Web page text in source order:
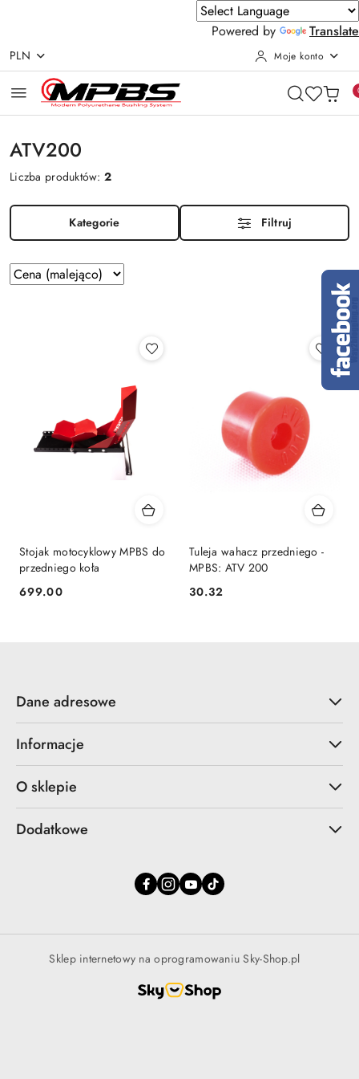
Powered by
Translate
Przejdź do treści głównej
Przejdź do wyszukiwarki
Przejdź do moje konto
Przejdź do menu głównego
Przejdź do stopki
PLN Moje konto
ATV200
Liczba produktów:2
Kategorie Filtruj
Zastosowano
sortowanie:
Sortuj
według
Stojak motocyklowy MPBS do
przedniego koła
Cena:
699.00
Tuleja wahacz przedniego -
MPBS: ATV 200
Cena:
30.32
Dane adresowe
Informacje
O sklepie
Dodatkowe
Sklep internetowy na oprogramowaniu Sky-Shop.pl